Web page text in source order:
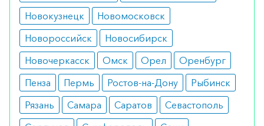
Как принимать
Рекомендуемая начальная доза колеблется от 10
мг до 40 мг и должна вводиться путем инъекции
в вену. Последующие дозы можно вводить
инъекцией в вену или в мышцу. Врач определит
дозу и частоту введения в зависимости от
Новокузнецк
Новомосковск
Новороссийск
Новосибирск
Новочеркасск
Омск Орел
Оренбург
Пенза
Пермь Ростов-на-Дону
Рыбинск
Рязань
Самара Саратов
Севастополь